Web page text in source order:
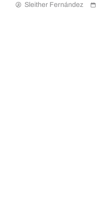
Sleither Fernández